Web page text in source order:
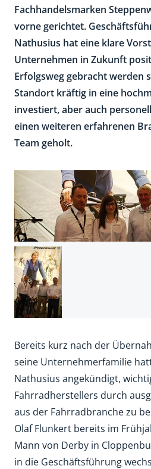
Fachhandelsmarken
vorne gerichtet.
Nathusius hat eine klare
Unternehmen in Zukunft
Erfolgsweg gebracht werden
Standort kräftig in eine
investiert, aber auch
einen weiteren erfahrenen
Team geholt.
Bereits kurz nach der
seine Unternehmerfamilie
Nathusius angekündigt,
Fahrradherstellers durch
aus der Fahrradbranche zu
Olaf Flunkert bereits im
Mann von Derby in
in die Geschäftsführung